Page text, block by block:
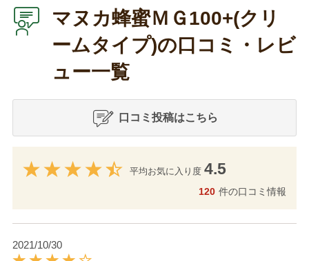
マヌカ蜂蜜ＭＧ100+(クリ
ームタイプ)の口コミ・レビ
ュー一覧
口コミ投稿はこちら
平均お気に入り度 4.5
120 件の口コミ情報
2021/10/30